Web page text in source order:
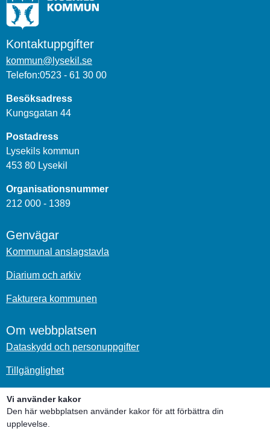
Vi använder kakor
Den här webbplatsen använder kakor för att förbättra din
upplevelse.
Kontaktuppgifter
kommun@lysekil.se
Telefon:0523 - 61 30 00
Besöksadress
Kungsgatan 44
Postadress
Lysekils kommun
453 80 Lysekil
Organisationsnummer
212 000 - 1389
Genvägar
Kommunal anslagstavla
Diarium och arkiv
Fakturera kommunen
Om webbplatsen
Dataskydd och personuppgifter
Tillgänglighet
Om kakor
Sociala medier